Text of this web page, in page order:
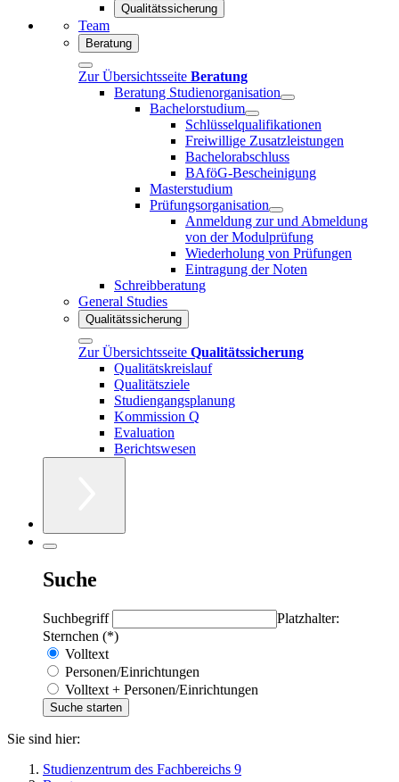
Qualitätssicherung
Team
Beratung
Zur Übersichtsseite Beratung
Beratung Studienorganisation
Bachelorstudium
Schlüsselqualifikationen
Freiwillige Zusatzleistungen
Bachelorabschluss
BAföG-Bescheinigung
Masterstudium
Prüfungsorganisation
Anmeldung zur und Abmeldung
von der Modulprüfung
Wiederholung von Prüfungen
Eintragung der Noten
Schreibberatung
General Studies
Qualitätssicherung
Zur Übersichtsseite Qualitätssicherung
Qualitätskreislauf
Qualitätsziele
Studiengangsplanung
Kommission Q
Evaluation
Berichtswesen
Suche
Suchbegriff
Platzhalter:
Sternchen (*)
Volltext
Personen/Einrichtungen
Volltext + Personen/Einrichtungen
Sie sind hier:
Studienzentrum des Fachbereichs 9